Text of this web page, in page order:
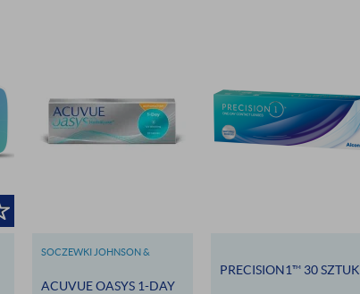
SOCZEWKI JOHNSON &
ACUVUE OASYS 1-DAY
PRECISION1™ 30 SZTUK